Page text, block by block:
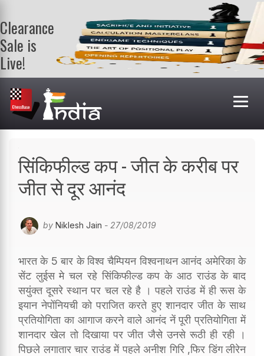
Clearance
Sale is
Live!
Get a FREE
book on
purchasing 2
or more
books. Valid
सिंकिफील्ड कप - जीत के करीब पर
जीत से दूर आनंद
by Niklesh Jain - 27/08/2019
भारत के 5 बार के विश्व चैम्पियन विश्वनाथन आनंद अमेरिका के
सेंट लुईस मे चल रहे सिंकिफील्ड कप के आठ राउंड के बाद
सयुंक्त दूसरे स्थान पर चल रहे है । पहले राउंड में ही रूस के
इयान नेपोंनियची को पराजित करते हुए शानदार जीत के साथ
प्रतियोगिता का आगाज करने वाले आनंद नें पूरी प्रतियोगिता में
शानदार खेल तो दिखाया पर जीत जैसे उनसे रूठी ही रही ।
पिछले लगातार चार राउंड में पहले अनीश गिरि ,फिर डिंग लीरेन